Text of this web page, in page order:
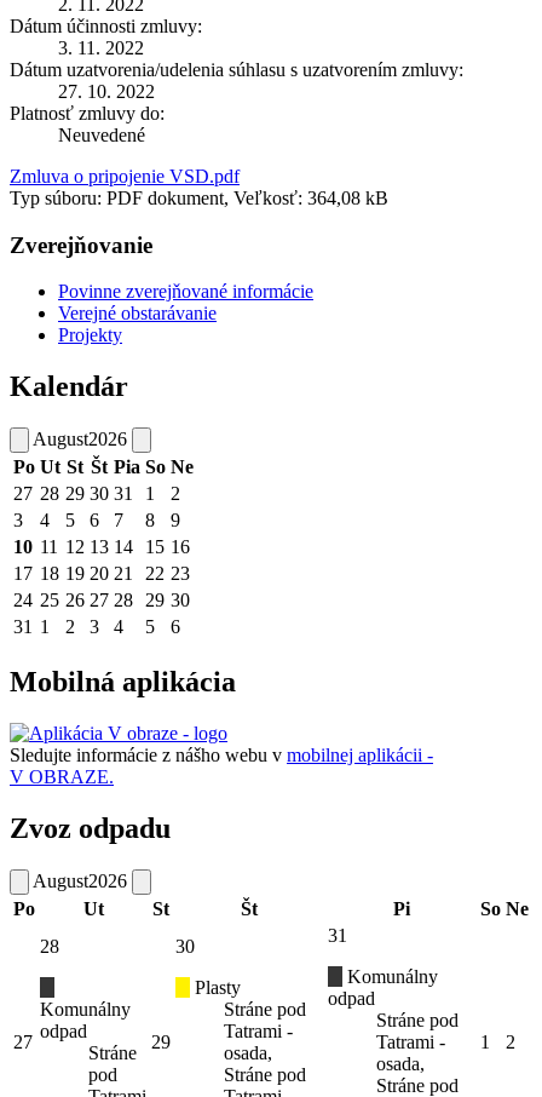
Dátum účinnosti zmluvy:
3. 11. 2022
Dátum uzatvorenia/udelenia súhlasu s uzatvorením zmluvy:
27. 10. 2022
Platnosť zmluvy do:
Neuvedené
Zmluva o pripojenie VSD.pdf
Typ súboru: PDF dokument, Veľkosť: 364,08 kB
Zverejňovanie
Povinne zverejňované informácie
Verejné obstarávanie
Projekty
Kalendár
August2026
Po Ut St Št Pia So Ne
27 28 29 30 31 1
2
3
4 5 6 7 8
9
10 11 12 13 14 15 16
17 18 19 20 21 22 23
24 25 26 27 28 29 30
31 1 2 3 4 5 6
Mobilná aplikácia
Sledujte informácie z nášho webu v mobilnej aplikácii -
V OBRAZE.
Zvoz odpadu
August2026
Po
Ut St Št Pi So Ne
27
28
Komunálny
odpad
Stráne
pod
29
30
Plasty
Stráne pod
Tatrami -
osada,
Stráne pod
31
Komunálny
odpad
Stráne pod
Tatrami -
osada,
Stráne pod
1 2